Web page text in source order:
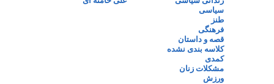
سیاسی
طنز
فرهنگی
قصه و داستان
کلاسه بندی نشده
کمدی
مشکلات زنان
ورزش